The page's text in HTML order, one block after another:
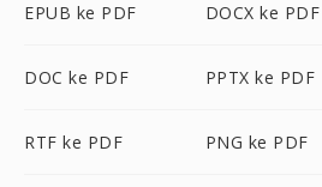
EPUB ke PDF DOCX ke PDF
DOC ke PDF PPTX ke PDF
RTF ke PDF PNG ke PDF